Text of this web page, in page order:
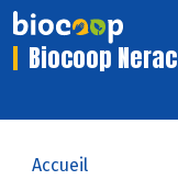
Biocoop Nerac
Accueil